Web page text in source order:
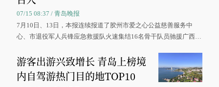
07/15 08:37 / 青岛晚报
7月10日、13日，本报连续报道了胶州市爱之心公益慈善服务中
心、市退役军人兵锋应急救援队火速集结16名骨干队员驰援广西灾
游客出游兴致增长 青岛上榜境
内自驾游热门目的地TOP10